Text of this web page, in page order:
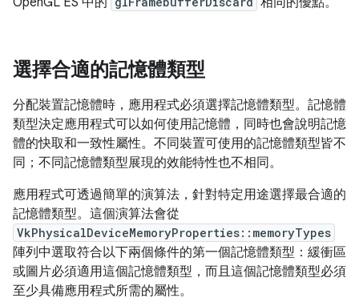
選擇合適的記憶體類型
分配裝置記憶體時，應用程式必須選擇記憶體類型。記憶體
類型決定應用程式可以如何使用記憶體，同時也會說明記憶
體的快取和一致性屬性。不同裝置可使用的記憶體類型皆不
同；不同記憶體類型展現的效能特性也不相同。
應用程式可透過簡單的演算法，針對特定用途選擇最合適的
記憶體類型。這個演算法會從
VkPhysicalDeviceMemoryProperties::memoryTypes
陣列中選取符合以下兩個條件的第一個記憶體類型：緩衝區
或圖片必須適用這個記憶體類型，而且這個記憶體類型必須
至少具備應用程式所需的屬性。